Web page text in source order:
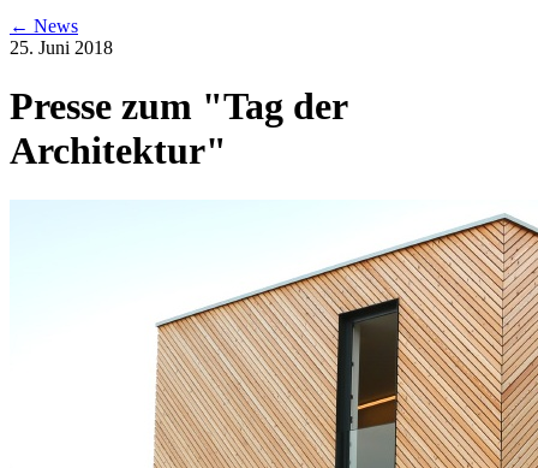
← News
25. Juni 2018
Presse zum "Tag der
Architektur"